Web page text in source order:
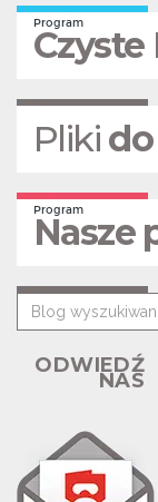
Program
Czyste
Pliki
Program
Nasze
ODWIEDŹ
NAS